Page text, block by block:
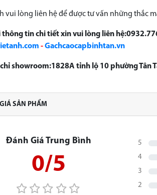
vui lòng liên hệ để được tư vấn những thắc
thông tin chi tiết xin vui lòng liên
-Gachcaocapbinhtan.vn
showroom:1828A tỉnh lộ 10 phường Tân
SẢN PHẨM
Đánh Giá Trung Bình
0/5
5
4
3
2